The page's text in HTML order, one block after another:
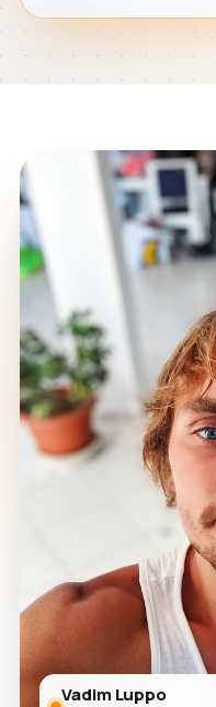
Vadim Luppo